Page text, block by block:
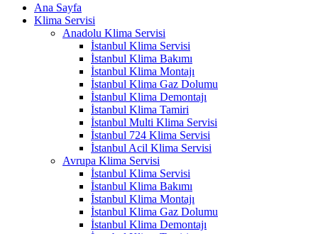
Ana Sayfa
Klima Servisi
Anadolu Klima Servisi
İstanbul Klima Servisi
İstanbul Klima Bakımı
İstanbul Klima Montajı
İstanbul Klima Gaz Dolumu
İstanbul Klima Demontajı
İstanbul Klima Tamiri
İstanbul Multi Klima Servisi
İstanbul 724 Klima Servisi
İstanbul Acil Klima Servisi
Avrupa Klima Servisi
İstanbul Klima Servisi
İstanbul Klima Bakımı
İstanbul Klima Montajı
İstanbul Klima Gaz Dolumu
İstanbul Klima Demontajı